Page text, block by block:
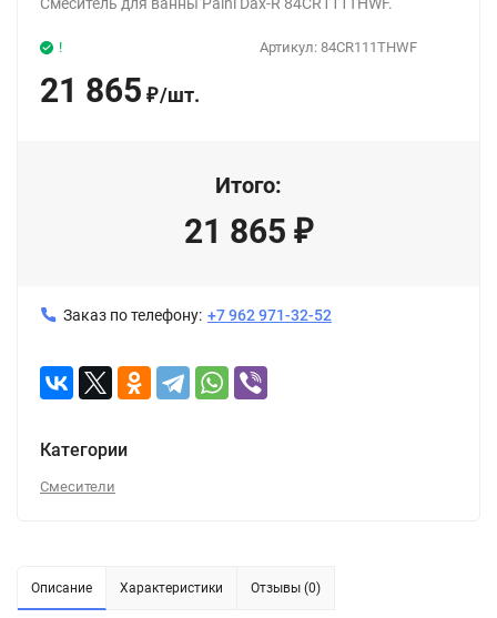
Артикул: 84CR111THWF
!
21 865 ₽/шт.
Итого:
21 865 ₽
Заказ по телефону: +7 962 971-32-52
Категории
Смесители
Описание Характеристики Отзывы (0)